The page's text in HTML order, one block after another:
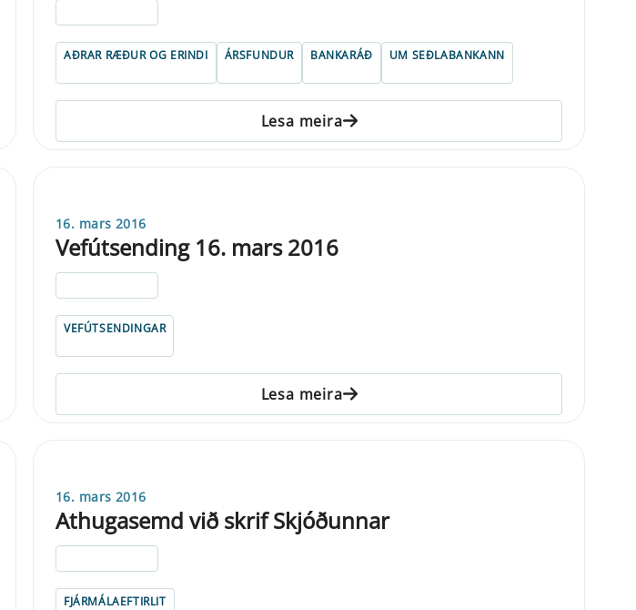
AÐRAR RÆÐUR OG ERINDI ÁRSFUNDUR BANKARÁÐ UM SEÐLABANKANN
Lesa meira
16. mars 2016
Vefútsending 16. mars 2016
VEFÚTSENDINGAR
Lesa meira
16. mars 2016
Athugasemd við skrif Skjóðunnar
FJÁRMÁLAEFTIRLIT